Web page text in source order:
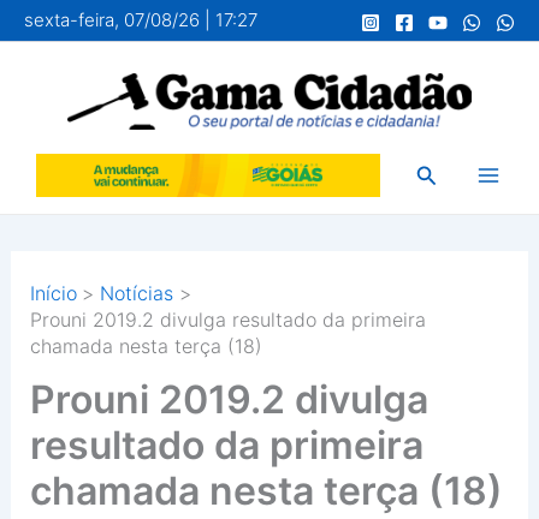
para
conteúdo
sexta-feira, 07/08/26 | 17:27
Pesquisar
Início
Notícias
Prouni 2019.2 divulga resultado da primeira
chamada nesta terça (18)
Prouni 2019.2 divulga
resultado da primeira
chamada nesta terça (18)